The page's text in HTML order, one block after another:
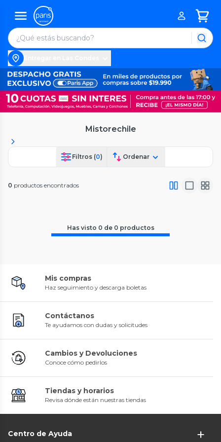
Mistorechile
Filtros (0) Ordenar
0 productos encontrados
Has visto 0 de 0 productos
Mis compras
Haz seguimiento y descarga boletas
Contáctanos
Te ayudamos con dudas y solicitudes
Cambios y Devoluciones
Conoce cómo pedirlos
Tiendas y horarios
Revisa dónde están nuestras tiendas
Centro de Ayuda